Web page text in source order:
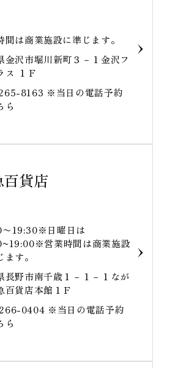
間は商業施設に準じます。
金沢市堀川新町３－１金沢フ
ス １Ｆ
8163 ※当日の電話予約
ら
百貨店
〜19:30※日曜日は
営業時間は商業施設
ます。
長野市南千歳１－１－１なが
百貨店本館１Ｆ
0404 ※当日の電話予約
ら